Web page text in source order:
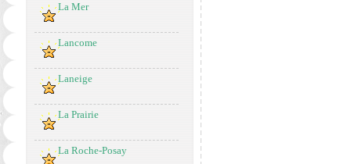
La Mer
Lancome
Laneige
La Prairie
La Roche-Posay